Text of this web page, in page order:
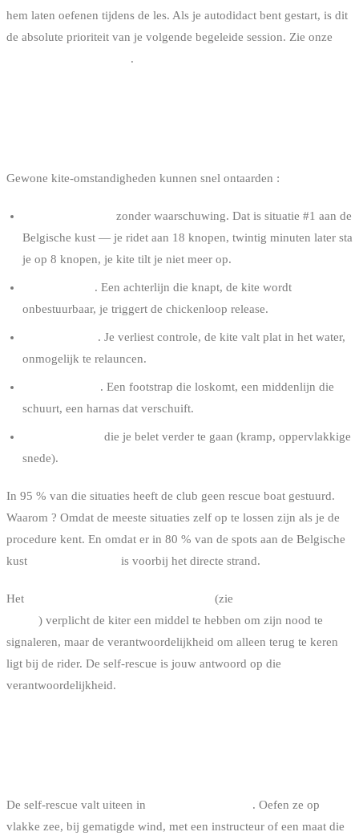
hem laten oefenen tijdens de les. Als je autodidact bent gestart, is dit
de absolute prioriteit van je volgende begeleide session. Zie onze
.
Gewone kite-omstandigheden kunnen snel ontaarden :
zonder waarschuwing. Dat is situatie #1 aan de
Belgische kust — je ridet aan 18 knopen, twintig minuten later sta
je op 8 knopen, je kite tilt je niet meer op.
. Een achterlijn die knapt, de kite wordt
onbestuurbaar, je triggert de chickenloop release.
. Je verliest controle, de kite valt plat in het water,
onmogelijk te relauncen.
. Een footstrap die loskomt, een middenlijn die
schuurt, een harnas dat verschuift.
die je belet verder te gaan (kramp, oppervlakkige
snede).
In 95 % van die situaties heeft de club geen rescue boat gestuurd.
Waarom ? Omdat de meeste situaties zelf op te lossen zijn als je de
procedure kent. En omdat er in 80 % van de spots aan de Belgische
kust
is voorbij het directe strand.
Het (zie
) verplicht de kiter een middel te hebben om zijn nood te
signaleren, maar de verantwoordelijkheid om alleen terug te keren
ligt bij de rider. De self-rescue is jouw antwoord op die
verantwoordelijkheid.
De self-rescue valt uiteen in
. Oefen ze op
vlakke zee, bij gematigde wind, met een instructeur of een maat die